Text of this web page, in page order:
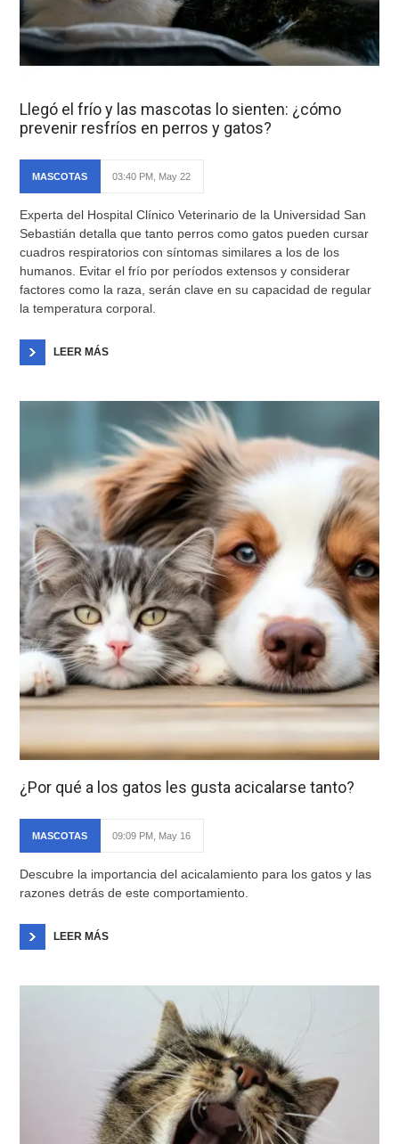
Llegó el frío y las mascotas lo sienten: ¿cómo
prevenir resfríos en perros y gatos?
MASCOTAS 03:40 PM, May 22
Experta del Hospital Clínico Veterinario de la Universidad San
Sebastián detalla que tanto perros como gatos pueden cursar
cuadros respiratorios con síntomas similares a los de los
humanos. Evitar el frío por períodos extensos y considerar
factores como la raza, serán clave en su capacidad de regular
la temperatura corporal.
LEER MÁS
¿Por qué a los gatos les gusta acicalarse tanto?
MASCOTAS 09:09 PM, May 16
Descubre la importancia del acicalamiento para los gatos y las
razones detrás de este comportamiento.
LEER MÁS